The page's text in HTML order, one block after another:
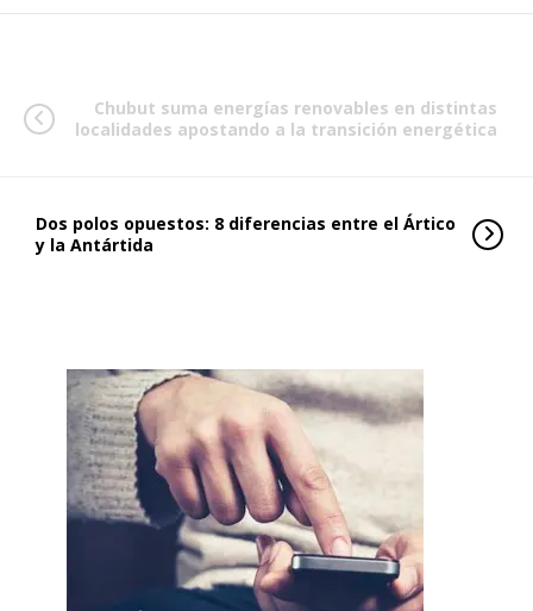
Chubut suma energías renovables en distintas
localidades apostando a la transición energética
Dos polos opuestos: 8 diferencias entre el Ártico
y la Antártida